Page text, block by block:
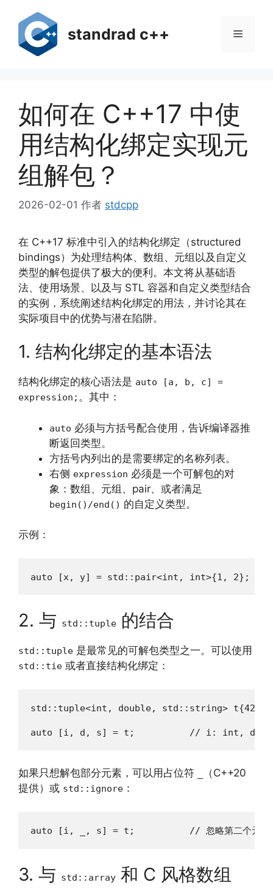
standrad c++ 菜
如何在 C++17 中使
用结构化绑定实现元
组解包？
2026-02-01 作者 stdcpp
在 C++17 标准中引入的结构化绑定（structured
bindings）为处理结构体、数组、元组以及自定义
类型的解包提供了极大的便利。本文将从基础语
法、使用场景、以及与 STL 容器和自定义类型结合
的实例，系统阐述结构化绑定的用法，并讨论其在
实际项目中的优势与潜在陷阱。
1. 结构化绑定的基本语法
结构化绑定的核心语法是 auto [a, b, c] =
expression; 。其中：
auto 必须与方括号配合使用，告诉编译器推
断返回类型。
方括号内列出的是需要绑定的名称列表。
右侧 expression 必须是一个可解包的对
象：数组、元组、pair、或者满足
begin()/end() 的自定义类型。
示例：
auto [x, y] = std::pair<int, int>{1, 2};
2. 与 std::tuple 的结合
std::tuple 是最常见的可解包类型之一。可以使用
std::tie 或者直接结构化绑定：
std::tuple<int, double, std::string> t{42,
auto [i, d, s] = t;          // i: int, d:
如果只想解包部分元素，可以用占位符
（C++20
提供）或 std::ignore ：
auto [i, _, s] = t;          // 忽略第二个元素
3. 与 std::array 和 C 风格数组